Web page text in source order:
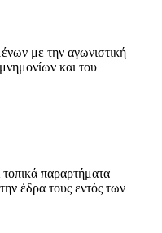
με την αγωνιστική
και του
παραρτήματα
έδρα τους εντός των